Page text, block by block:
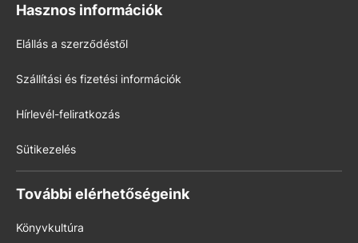
Hasznos információk
Elállás a szerződéstől
Szállítási és fizetési információk
Hírlevél-feliratkozás
Sütikezelés
További elérhetőségeink
Könyvkultúra